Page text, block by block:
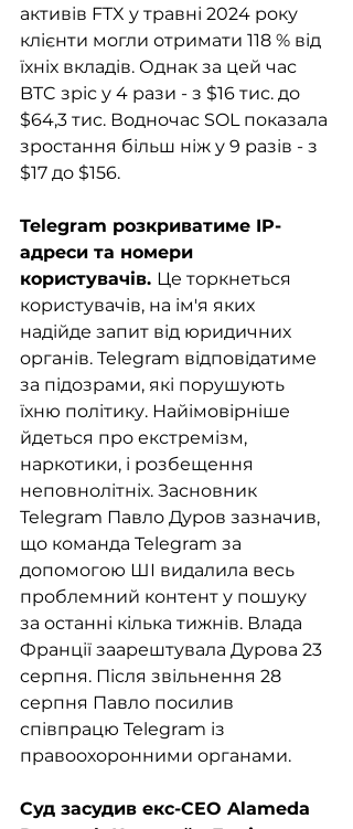
активів FTX у травні 2024 року
клієнти могли отримати 118 % від
їхніх вкладів. Однак за цей час
BTC зріс у 4 рази - з $16 тис. до
$64,3 тис. Водночас SOL показала
зростання більш ніж у 9 разів - з
$17 до $156.
Telegram розкриватиме IP-
адреси та номери
користувачів. Це торкнеться
користувачів, на ім'я яких
надійде запит від юридичних
органів. Telegram відповідатиме
за підозрами, які порушують
їхню політику. Найімовірніше
йдеться про екстремізм,
наркотики, і розбещення
неповнолітніх. Засновник
Telegram Павло Дуров зазначив,
що команда Telegram за
допомогою ШІ видалила весь
проблемний контент у пошуку
за останні кілька тижнів. Влада
Франції заарештувала Дурова 23
серпня. Після звільнення 28
серпня Павло посилив
співпрацю Telegram із
правоохоронними органами.
Суд засудив екс-CEO Alameda